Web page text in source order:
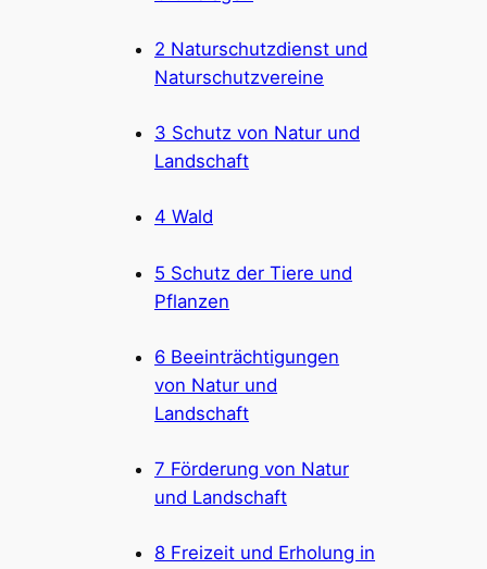
2 Naturschutzdienst und
Naturschutzvereine
3 Schutz von Natur und
Landschaft
4 Wald
5 Schutz der Tiere und
Pflanzen
6 Beeinträchtigungen
von Natur und
Landschaft
7 Förderung von Natur
und Landschaft
8 Freizeit und Erholung in